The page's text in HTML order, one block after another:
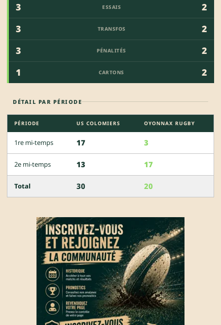
3 ESSAIS
2
3
TRANSFOS
2
3
PÉNALITÉS
2
1
CARTONS 2
DÉTAIL PAR PÉRIODE
PÉRIODE US COLOMIERS OYONNAX RUGBY
1re mi-temps 17 3
2e mi-temps 13 17
Total 30 20